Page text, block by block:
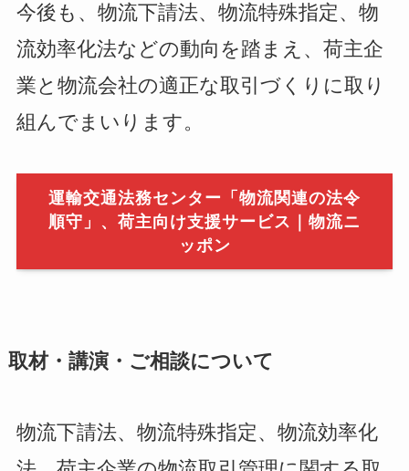
今後も、物流下請法、物流特殊指定、物
流効率化法などの動向を踏まえ、荷主企
業と物流会社の適正な取引づくりに取り
組んでまいります。
運輸交通法務センター「物流関連の法令
順守」、荷主向け支援サービス｜物流ニ
ッポン
取材・講演・ご相談について
物流下請法、物流特殊指定、物流効率化